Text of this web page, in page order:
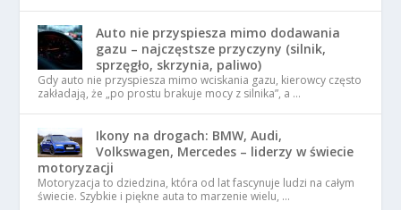
Auto nie przyspiesza mimo dodawania
gazu – najczęstsze przyczyny (silnik,
sprzęgło, skrzynia, paliwo)
Gdy auto nie przyspiesza mimo wciskania gazu, kierowcy często
zakładają, że „po prostu brakuje mocy z silnika”, a …
Ikony na drogach: BMW, Audi,
Volkswagen, Mercedes – liderzy w świecie
motoryzacji
Motoryzacja to dziedzina, która od lat fascynuje ludzi na całym
świecie. Szybkie i piękne auta to marzenie wielu, …